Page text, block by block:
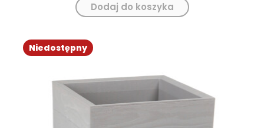
Dodaj do koszyka
Niedostępny